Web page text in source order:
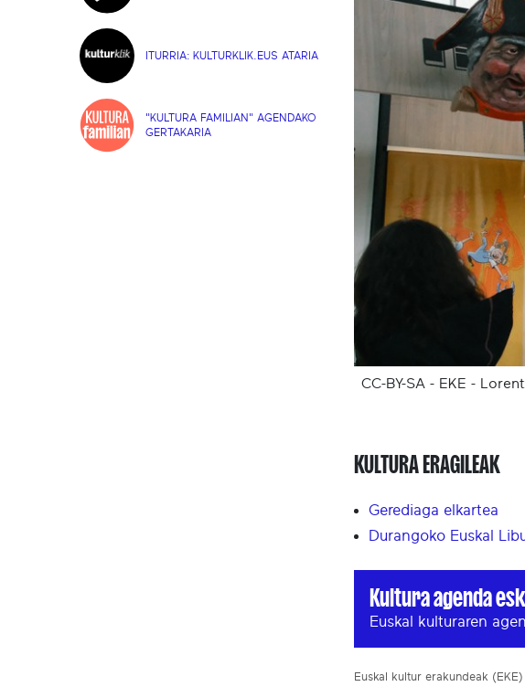
ITURRIA: KULTURKLIK.EUS ATARIA
"KULTURA FAMILIAN" AGENDAKO
GERTAKARIA
CC-BY-SA - EKE -
KULTURA ERAGILEAK
Gerediaga elkartea
Durangoko Euskal
Kultura agenda
Euskal kulturaren
Euskal kultur erakundeak